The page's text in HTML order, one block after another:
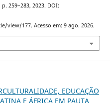
p. 259–283, 2023. DOI:
177. Acesso em: 9 ago. 2026.
EDUCAÇÃO
E ÁFRICA EM PAUTA